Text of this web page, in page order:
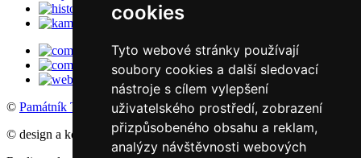
cookies
Tyto webové stránky používají
soubory cookies a další sledovací
nástroje s cílem vylepšení
uživatelského prostředí, zobrazení
přizpůsobeného obsahu a reklam,
analýzy návštěvnosti webových
© Památník Terezín
, 2016
© design a koncept: agemy s.r.o,Studio ThD, 2011